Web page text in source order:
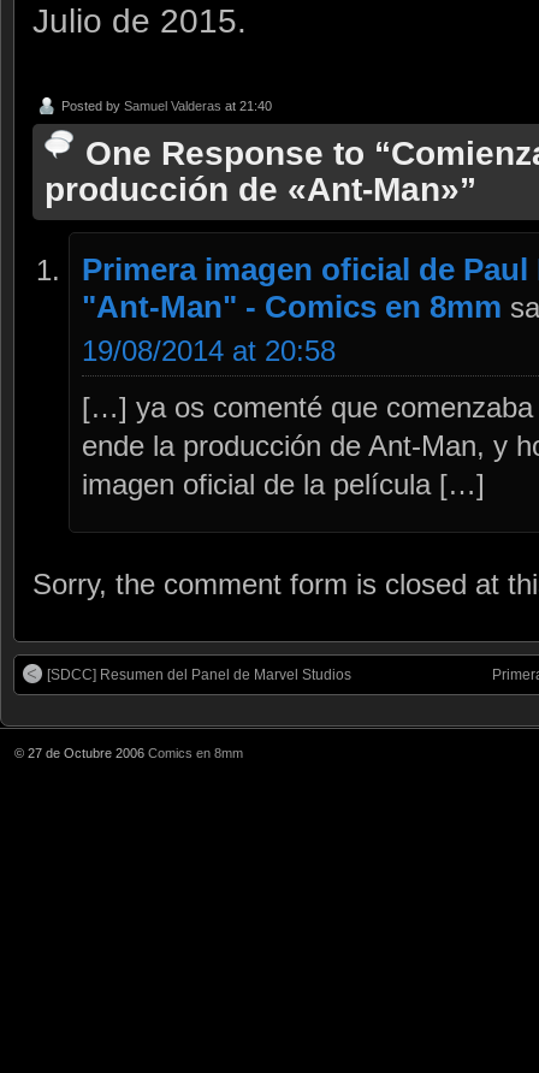
Julio de 2015.
Posted by Samuel Valderas at 21:40
One Response to
producción de «Ant-Man»”
Primera imagen oficial de
"Ant-Man" - Comics en 8mm
19/08/2014 at 20:58
[…] ya os comenté que
ende la producción de Ant-Man, y
imagen oficial de la película […]
Sorry, the comment form is closed at
[SDCC] Resumen del Panel de Marvel Studios
© 27 de Octubre 2006 Comics en 8mm